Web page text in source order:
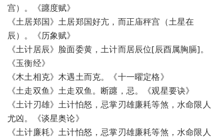
宫）。《躔度赋》
《土居郑国》土居郑国好亢，而正庙秤宫（土星在
辰）。《历象赋》
《土计居辰》脸面委黄，土计而居辰位[辰酉属胸膈]。
《玉衡经》
《木土相克》木遇土而克。《十一曜定格》
《土走双鱼》土走双鱼。断躔，忌。《观星要诀》
《土计刃雄》土计怕怒，忌掌刃雄廉耗等煞，水命限人
尤凶。《谈星奥论》
《土计廉耗》土计怕怒，忌掌刃雄廉耗等煞，水命限人